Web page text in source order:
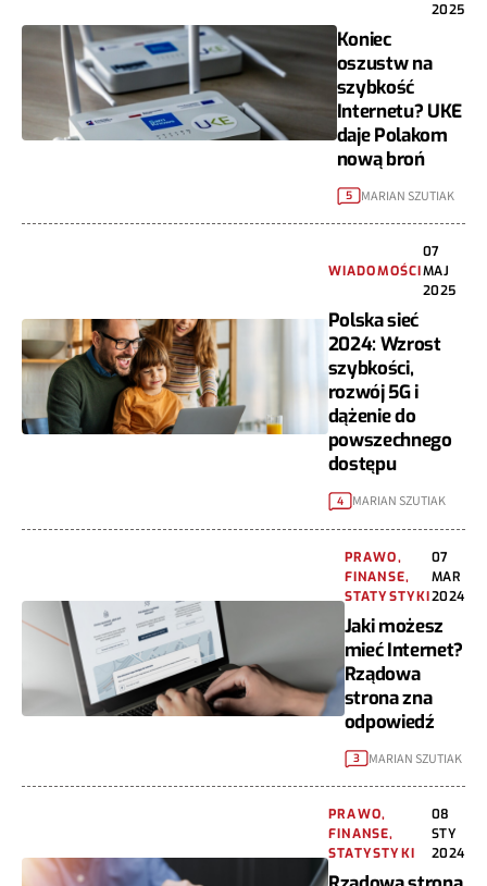
2025
Koniec
oszustw na
szybkość
Internetu? UKE
daje Polakom
nową broń
5 MARIAN SZUTIAK
WIADOMOŚCI
07
MAJ
2025
Polska sieć
2024: Wzrost
szybkości,
rozwój 5G i
dążenie do
powszechnego
dostępu
4 MARIAN SZUTIAK
PRAWO,
FINANSE,
STATYSTYKI
07
MAR
2024
Jaki możesz
mieć Internet?
Rządowa
strona zna
odpowiedź
3 MARIAN SZUTIAK
PRAWO,
FINANSE,
STATYSTYKI
08
STY
2024